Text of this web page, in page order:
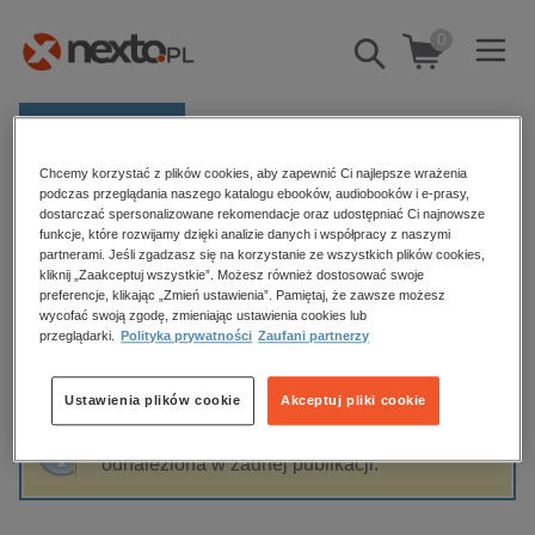
Pokaż/schowaj
wyszukiwarkę
0
Kategorie
Zobacz wszystkie E-prasa
budownictwo, aranżacja wnętrz
biznesowe, branżowe, gospodarka
dzienniki
edukacja
hobby, sport, rozrywka
komputery, internet, technologie, informatyka
Strona główna Rafał Pasternak
Rafał Pasternak
Sortowanie Filtrowanie
odnaleziona w żadnej publikacji.
Chcemy korzystać z plików cookies, aby zapewnić Ci najlepsze wrażenia
podczas przeglądania naszego katalogu ebooków, audiobooków i e-prasy,
dostarczać spersonalizowane rekomendacje oraz udostępniać Ci najnowsze
funkcje, które rozwijamy dzięki analizie danych i współpracy z naszymi
partnerami. Jeśli zgadzasz się na korzystanie ze wszystkich plików cookies,
kliknij „Zaakceptuj wszystkie”. Możesz również dostosować swoje
preferencje, klikając „Zmień ustawienia”. Pamiętaj, że zawsze możesz
wycofać swoją zgodę, zmieniając ustawienia cookies lub
przeglądarki.
Polityka prywatności Zaufani partnerzy
Akceptuj pliki cookie
Ustawienia plików cookie